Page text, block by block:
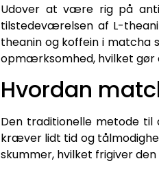
Udover at være rig på
tilstedeværelsen af L-
theanin og koffein i matcha
opmærksomhed, hvilket gør
Hvordan
Den traditionelle metode
kræver lidt tid og
skummer, hvilket frigiver